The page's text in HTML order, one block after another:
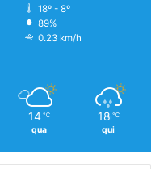
18º - 8º
89%
0.23 km/h
14 ℃
qua
18 ℃
qui